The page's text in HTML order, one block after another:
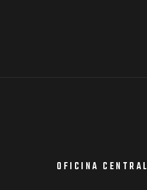
OFICINA CENTRAL